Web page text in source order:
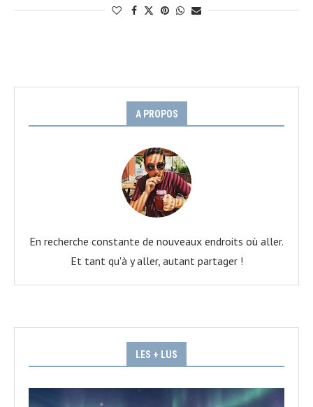
A PROPOS
En recherche constante de nouveaux endroits où aller.
Et tant qu'à y aller, autant partager !
LES + LUS